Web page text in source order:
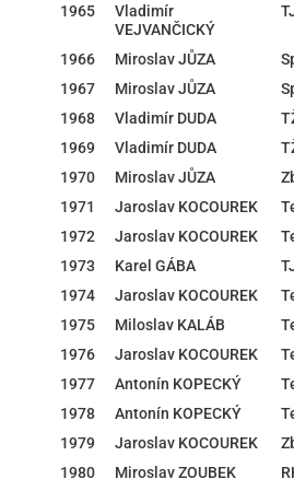
1965
Vladimír
VEJVANČICKÝ
1966 Miroslav JŮZA
1967
Miroslav JŮZA
1968
Vladimír DUDA
1969
Vladimír DUDA
1970
Miroslav JŮZA
1971
Jaroslav KOCOUREK
1972
Jaroslav KOCOUREK
1973
Karel GÁBA
1974
Jaroslav KOCOUREK
1975
Miloslav KALÁB
1976
Jaroslav KOCOUREK
1977
Antonín KOPECKÝ
1978
Antonín KOPECKÝ
1979
Jaroslav KOCOUREK
1980
Miroslav ZOUBEK